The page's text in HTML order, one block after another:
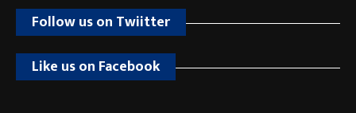
Follow us on Twiitter
Like us on Facebook